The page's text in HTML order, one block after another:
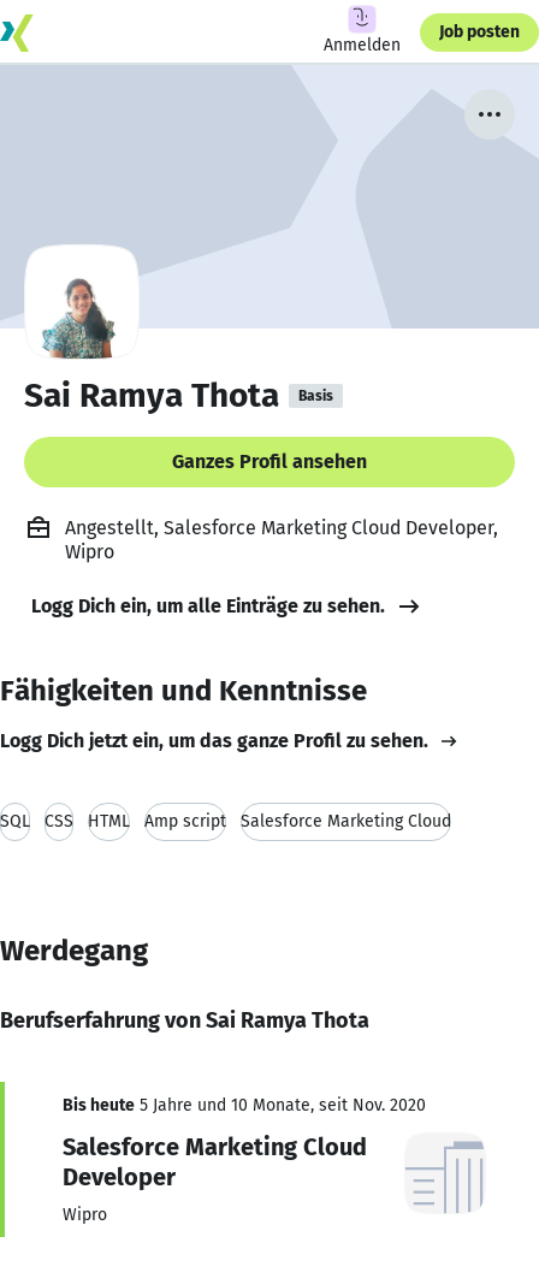
Anmelden
Job posten
Sai Ramya Thota Basis
Ganzes Profil ansehen
Angestellt, Salesforce Marketing Cloud Developer,
Wipro
Logg Dich ein, um alle Einträge zu sehen.
Fähigkeiten und Kenntnisse
Logg Dich jetzt ein, um das ganze Profil zu sehen.
SQL CSS HTML Amp script Salesforce Marketing Cloud
Werdegang
Berufserfahrung von Sai Ramya Thota
Bis heute 5 Jahre und 10 Monate, seit Nov. 2020
Salesforce Marketing Cloud
Developer
Wipro